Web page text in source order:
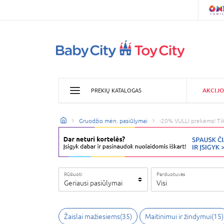
PREKIŲ KATALOGAS
Gruodžio mėn. pasiūlymai -20% VULLI prekėms!
Rūšiuoti
Geriausi pasiūlymai
Parduotuvės
Visi
Žaislai mažiesiems(35) Maitinimui ir žindymui(15)